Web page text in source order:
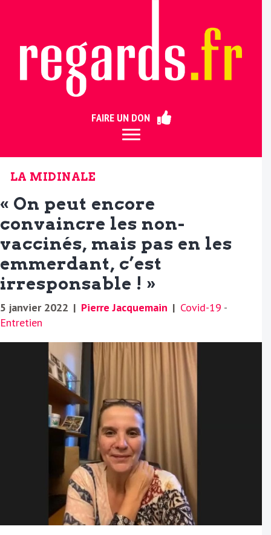
FAIRE UN DON
LA MIDINALE
« On peut encore
convaincre les non-
vaccinés, mais pas en les
emmerdant, c’est
irresponsable ! »
5 janvier 2022 | Pierre Jacquemain | Covid-19 -
Entretien